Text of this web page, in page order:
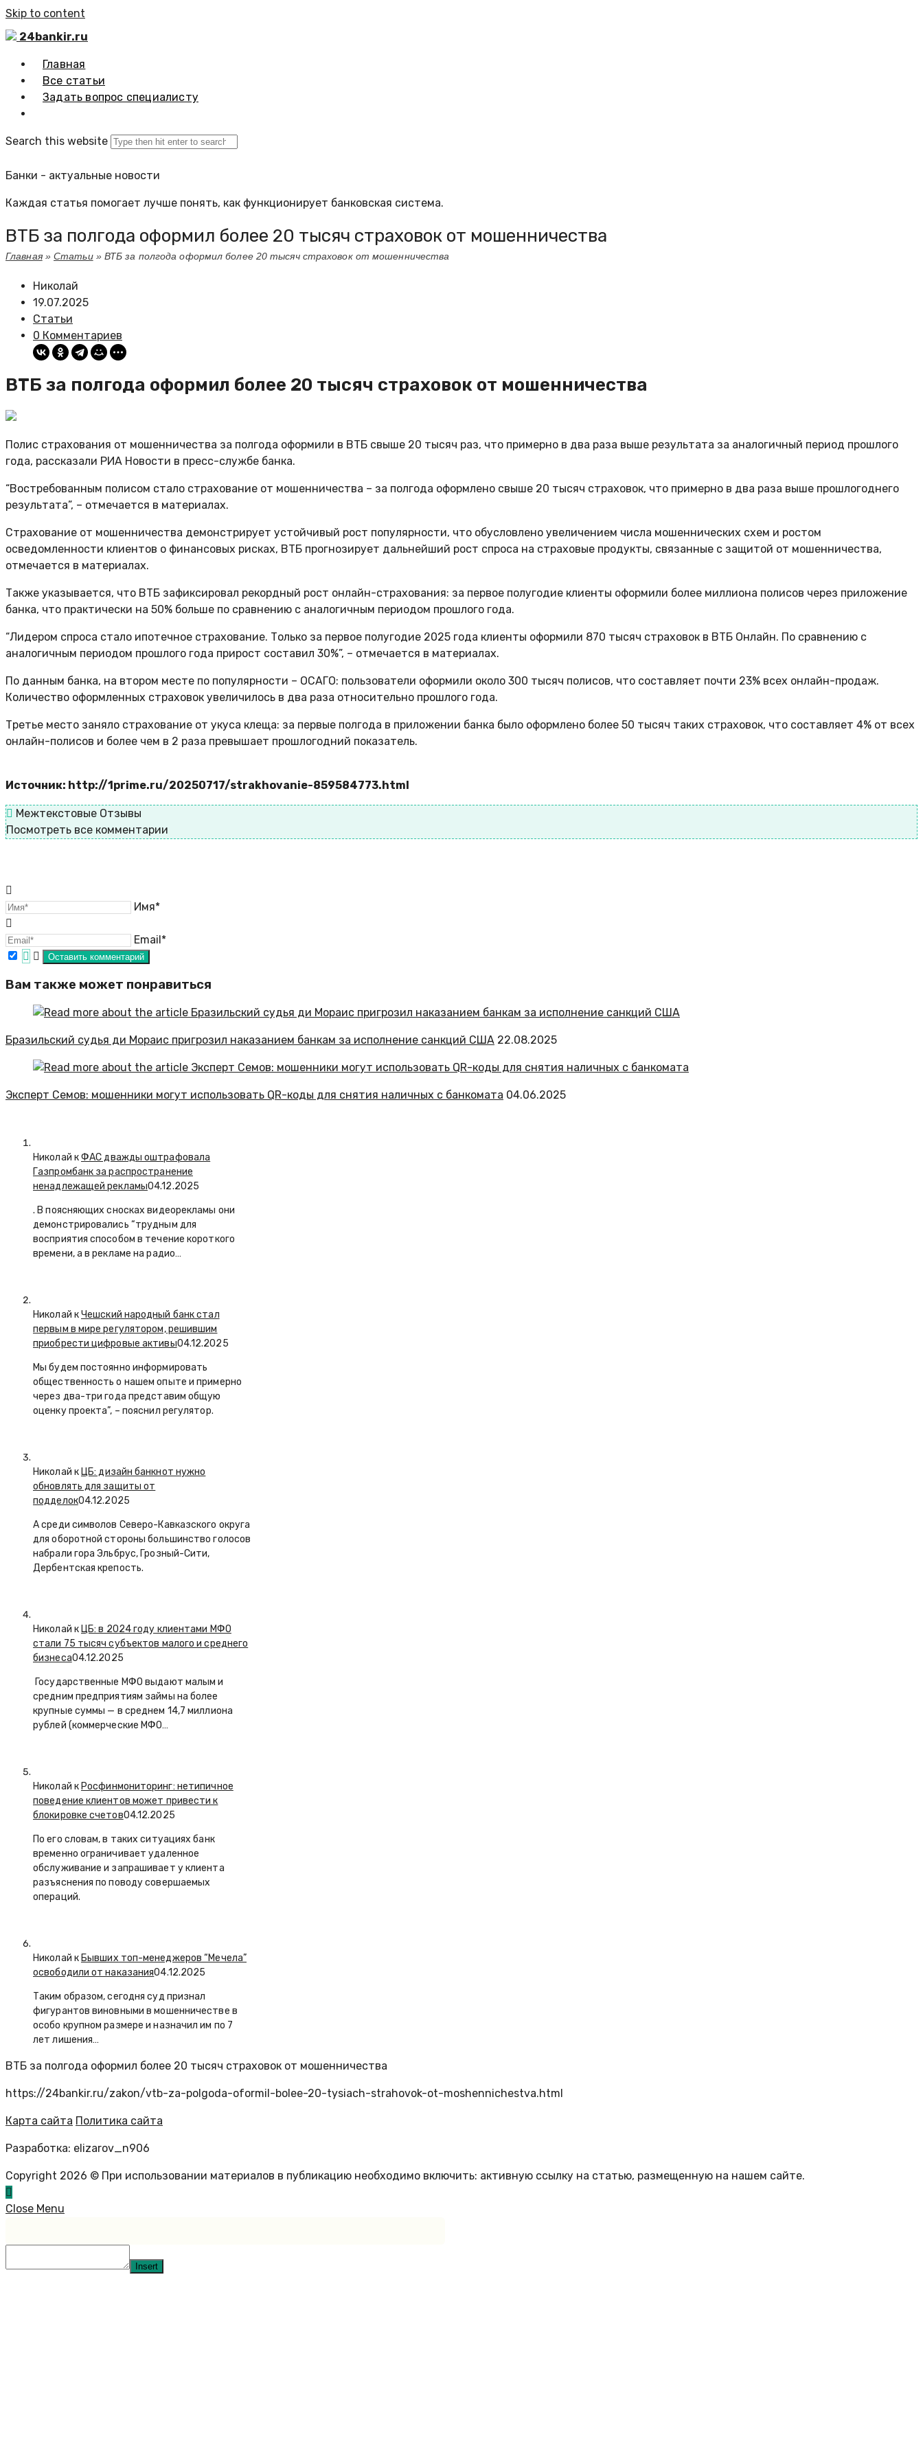
Skip to content
24bankir.ru
Главная
Все статьи
Задать вопрос специалисту
Search this website
Банки - актуальные новости
Каждая статья помогает лучше понять, как функционирует банковская система.
ВТБ за полгода оформил более 20 тысяч страховок от мошенничества
Главная»Статьи» ВТБ за полгода оформил более 20 тысяч страховок от мошенничества
Николай
19.07.2025
Статьи
0 Комментариев
ВТБ за полгода оформил более 20 тысяч страховок от мошенничества
Полис страхования от мошенничества за полгода оформили в ВТБ свыше 20 тысяч раз, что примерно в два раза выше результата за аналогичный период прошлого
года, рассказали РИА Новости в пресс-службе банка.
“Востребованным полисом стало страхование от мошенничества – за полгода оформлено свыше 20 тысяч страховок, что примерно в два раза выше прошлогоднего
результата”, – отмечается в материалах.
Страхование от мошенничества демонстрирует устойчивый рост популярности, что обусловлено увеличением числа мошеннических схем и ростом
осведомленности клиентов о финансовых рисках, ВТБ прогнозирует дальнейший рост спроса на страховые продукты, связанные с защитой от мошенничества,
отмечается в материалах.
Также указывается, что ВТБ зафиксировал рекордный рост онлайн-страхования: за первое полугодие клиенты оформили более миллиона полисов через приложение
банка, что практически на 50% больше по сравнению с аналогичным периодом прошлого года.
“Лидером спроса стало ипотечное страхование. Только за первое полугодие 2025 года клиенты оформили 870 тысяч страховок в ВТБ Онлайн. По сравнению с
аналогичным периодом прошлого года прирост составил 30%”, – отмечается в материалах.
По данным банка, на втором месте по популярности – ОСАГО: пользователи оформили около 300 тысяч полисов, что составляет почти 23% всех онлайн-продаж.
Количество оформленных страховок увеличилось в два раза относительно прошлого года.
Третье место заняло страхование от укуса клеща: за первые полгода в приложении банка было оформлено более 50 тысяч таких страховок, что составляет 4% от всех
онлайн-полисов и более чем в 2 раза превышает прошлогодний показатель.
Источник: http://1prime.ru/20250717/strakhovanie-859584773.html
Межтекстовые Отзывы
Посмотреть все комментарии
Имя*
Email*
Вам также может понравиться
Бразильский судья ди Мораис пригрозил наказанием банкам за исполнение санкций США 22.08.2025
Эксперт Семов: мошенники могут использовать QR-коды для снятия наличных с банкомата 04.06.2025
Николай кФАС дважды оштрафовала
Газпромбанк за распространение
ненадлежащей рекламы04.12.2025
. В поясняющих сносках видеорекламы они
демонстрировались “трудным для
восприятия способом в течение короткого
времени, а в рекламе на радио…
Николай кЧешский народный банк стал
первым в мире регулятором, решившим
приобрести цифровые активы04.12.2025
Мы будем постоянно информировать
общественность о нашем опыте и примерно
через два-три года представим общую
оценку проекта”, – пояснил регулятор.
Николай к ЦБ: дизайн банкнот нужно
обновлять для защиты от
подделок04.12.2025
А среди символов Северо-Кавказского округа
для оборотной стороны большинство голосов
набрали гора Эльбрус, Грозный-Сити,
Дербентская крепость.
Николай к ЦБ: в 2024 году клиентами МФО
стали 75 тысяч субъектов малого и среднего
бизнеса04.12.2025
Государственные МФО выдают малым и
средним предприятиям займы на более
крупные суммы — в среднем 14,7 миллиона
рублей (коммерческие МФО…
Николай к Росфинмониторинг: нетипичное
поведение клиентов может привести к
блокировке счетов04.12.2025
По его словам, в таких ситуациях банк
временно ограничивает удаленное
обслуживание и запрашивает у клиента
разъяснения по поводу совершаемых
операций.
Николай к Бывших топ-менеджеров “Мечела”
освободили от наказания04.12.2025
Таким образом, сегодня суд признал
фигурантов виновными в мошенничестве в
особо крупном размере и назначил им по 7
лет лишения…
ВТБ за полгода оформил более 20 тысяч страховок от мошенничества
https://24bankir.ru/zakon/vtb-za-polgoda-oformil-bolee-20-tysiach-strahovok-ot-moshennichestva.html
Карта сайта Политика сайта
Разработка: elizarov_n906
Copyright 2026 © При использовании материалов в публикацию необходимо включить: активную ссылку на статью, размещенную на нашем сайте.
Close Menu
Insert